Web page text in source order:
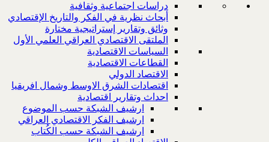
دراسات اجتماعية وثقافية
أبحاث نظرية في الفكر والتاريخ الإقتصادي
وثائق وتقارير إستراتيجية مختارة
الملتقى الاقتصادي العراقي العلمي الأول
السياسات الاقتصادية
القطاعات الاقتصادية
الاقتصاد الدولي
اقتصادات الشرق الاوسط وشمال افريقيا
احداث وتقارير اقتصادية
ارشيف الشبكة حسب الموضوع
ارشيف الفكر الاقتصادي العراقي
ارشيف الشبكة حسب الكُتاب